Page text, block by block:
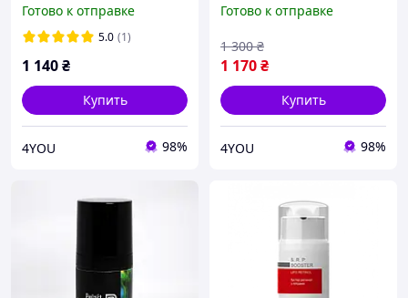
Готово к отправке
5.0 (1)
1 140₴
Купить
4YOU 98%
сыворотка с витамином С
мл
Готово к отправке
1 170₴
1 300 ₴
Купить
4YOU 98%